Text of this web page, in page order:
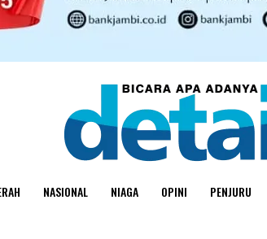
NASIONAL NIAGA OPINI PENJURU